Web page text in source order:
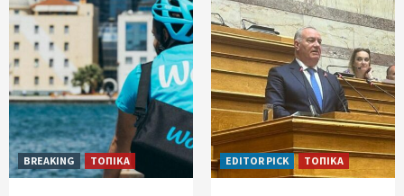
BREAKING ΤΟΠΙΚΑ EDITOR PICK ΤΟΠΙΚΑ